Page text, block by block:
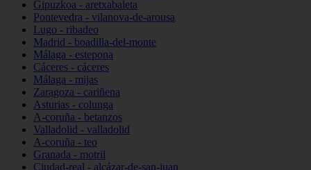
Gipuzkoa - aretxabaleta
Pontevedra - vilanova-de-arousa
Lugo - ribadeo
Madrid - boadilla-del-monte
Málaga - estepona
Cáceres - cáceres
Málaga - mijas
Zaragoza - cariñena
Asturias - colunga
A-coruña - betanzos
Valladolid - valladolid
A-coruña - teo
Granada - motril
Ciudad-real - alcázar-de-san-juan